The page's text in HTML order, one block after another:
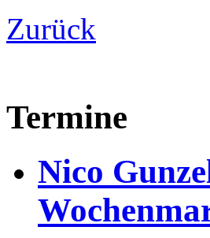
Zurück
Termine
Nico